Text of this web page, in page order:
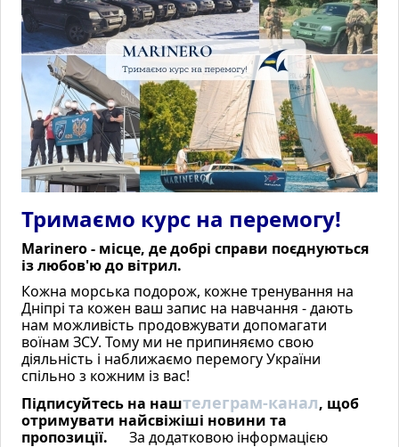
роботу, витримку та справжній спортивний характер.
Результати перегонів:
1 місце — команда «Вітряна
Аманда»
2 місце — […]
ДІЗНАТИСЬ БІЛЬШЕ
Відкриття вітрильного сезону по
Дніпру
Тримаємо курс на перемогу!
Marinero - місце, де добрі справи поєднуються
із любов'ю до вітрил.
Кожна морська подорож, кожне тренування на
Дніпрі та кожен ваш запис на навчання - дають
нам можливість продовжувати допомагати
воїнам ЗСУ. Тому ми не припиняємо свою
діяльність і наближаємо перемогу України
спільно з кожним із вас!
Підписуйтесь на наштелеграм-канал, щоб
отримувати найсвіжіші новини та
пропозиції.
За додатковою інформацією